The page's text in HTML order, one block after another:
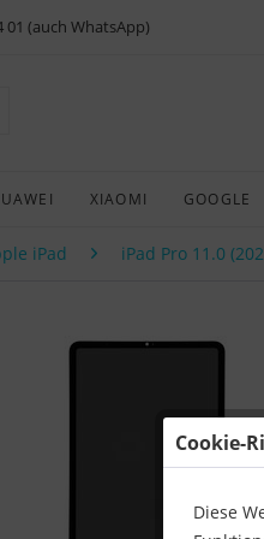
01 (auch WhatsApp)
XIAOMI GOOGLE
iPad iPad Pro 11.0
Cookie-
Diese